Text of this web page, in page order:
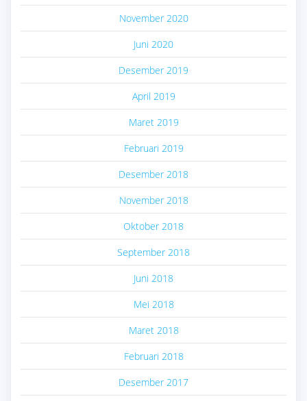
November 2020
Juni 2020
Desember 2019
April 2019
Maret 2019
Februari 2019
Desember 2018
November 2018
Oktober 2018
September 2018
Juni 2018
Mei 2018
Maret 2018
Februari 2018
Desember 2017